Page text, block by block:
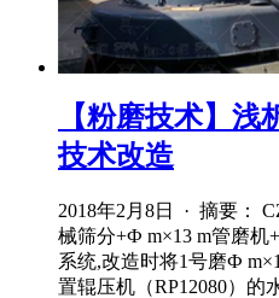
【粉磨技术】
技术改造
2018年2月8日 · 摘要：
械筛分+Ф m×13 m管磨机
系统,改造时将1号磨Ф
置辊压机（RP12080）的